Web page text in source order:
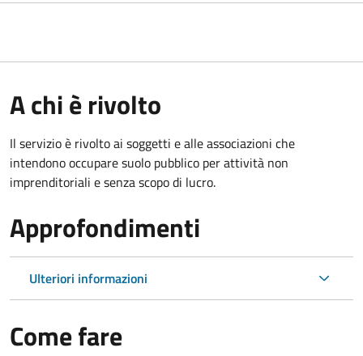
A chi è rivolto
Il servizio è rivolto ai soggetti e alle associazioni che
intendono occupare suolo pubblico per attività non
imprenditoriali e senza scopo di lucro.
Approfondimenti
Ulteriori informazioni
Come fare